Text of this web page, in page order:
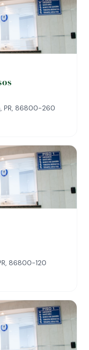
PR, 86800-260
86800-120